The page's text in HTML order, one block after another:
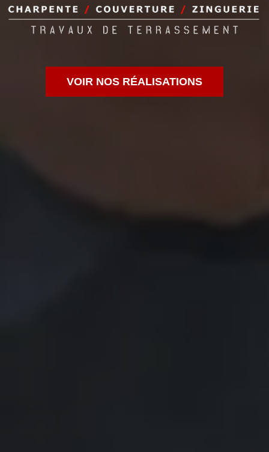
VOIR NOS RÉALISATIONS